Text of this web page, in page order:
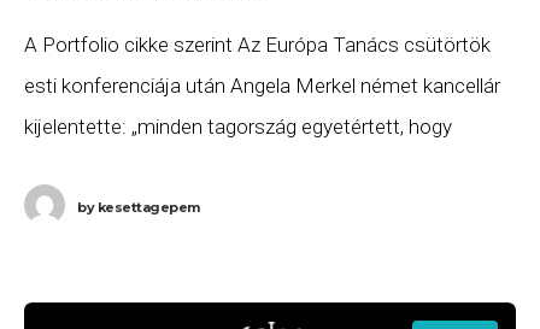
A Portfolio cikke szerint Az Európa Tanács csütörtök
esti konferenciája után Angela Merkel német kancellár
kijelentette: „minden tagország egyetértett, hogy
Michel, az Európai
bykesettagepem